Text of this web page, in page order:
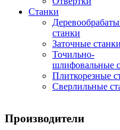
Станки
станки
Заточные станки
Точильно-
шлифовальные
Плиткорезные
Сверлильные
Производители